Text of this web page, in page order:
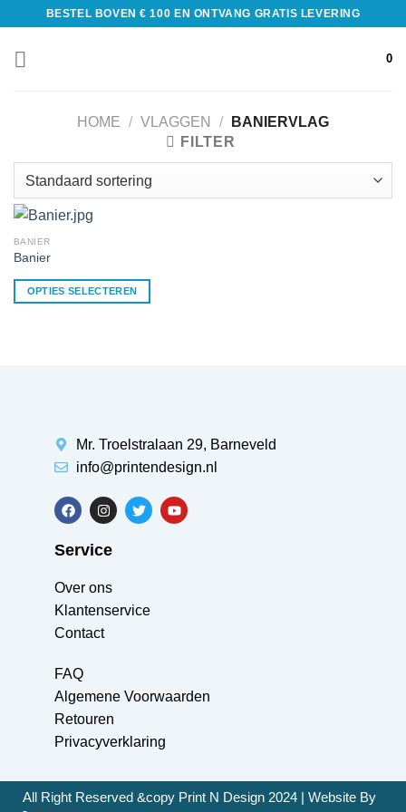
BESTEL BOVEN € 100 EN ONTVANG GRATIS LEVERING
0
HOME / VLAGGEN /
BANIERVLAG
FILTER
BANIER
Banier
OPTIES SELECTEREN
Mr. Troelstralaan 29, Barneveld
info@printendesign.nl
Service
Over ons
Klantenservice
Contact
FAQ
Algemene Voorwaarden
Retouren
Privacyverklaring
All Right Reserved &copy Print N Design 2024 | Website By